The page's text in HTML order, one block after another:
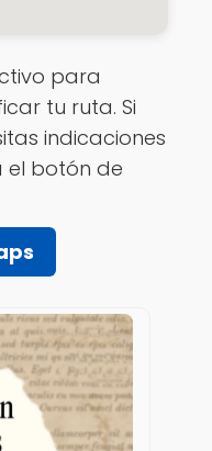
para
tu ruta. Si
indicaciones
el botón de